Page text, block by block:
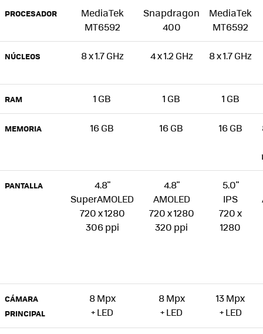
PROCESADOR
MediaTek
MT6592
Snapdragon
400
MediaTek
MT6592
NÚCLEOS 8 x 1.7 GHz 4 x 1.2 GHz 8 x 1.7 GHz
RAM 1 GB 1 GB 1 GB
MEMORIA 16 GB 16 GB 16 GB
PANTALLA
4.8"
SuperAMOLED
720 x 1280
306 ppi
4.8"
AMOLED
720 x 1280
320 ppi
5.0"
IPS
720 x
1280
CÁMARA
PRINCIPAL
8 Mpx
+ LED
8 Mpx
+ LED
13 Mpx
+ LED